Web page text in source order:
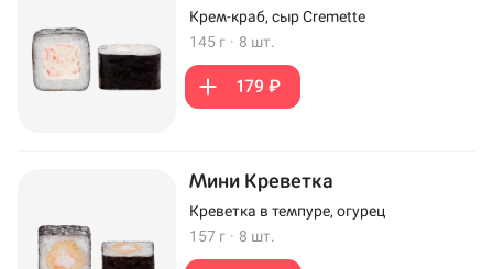
Крем-краб, сыр Cremette
145 г · 8 шт.
179 ₽
Мини Креветка
Креветка в темпуре, огурец
157 г · 8 шт.